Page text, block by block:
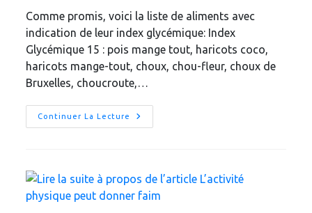
publication :
Comme promis, voici la liste de aliments avec
indication de leur index glycémique: Index
Glycémique 15 : pois mange tout, haricots coco,
haricots mange-tout, choux, chou-fleur, choux de
Bruxelles, choucroute,…
Continuer La Lecture
Liste
Des
Glycémique